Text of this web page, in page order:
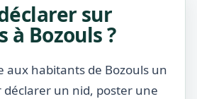
sur
à Bozouls ?
aux habitants de Bozouls un
déclarer un nid, poster une